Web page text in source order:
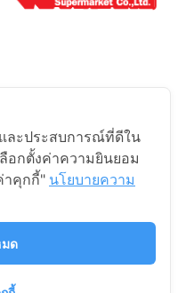
มูลส่วนบุคคล
คล
ละประสบการณ์ที่ดีใน
อกตั้งค่าความยินยอม
าคุกกี้" นโยบายความ
ด